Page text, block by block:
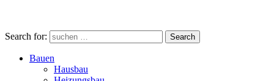
Search for: Search
Bauen
Hausbau